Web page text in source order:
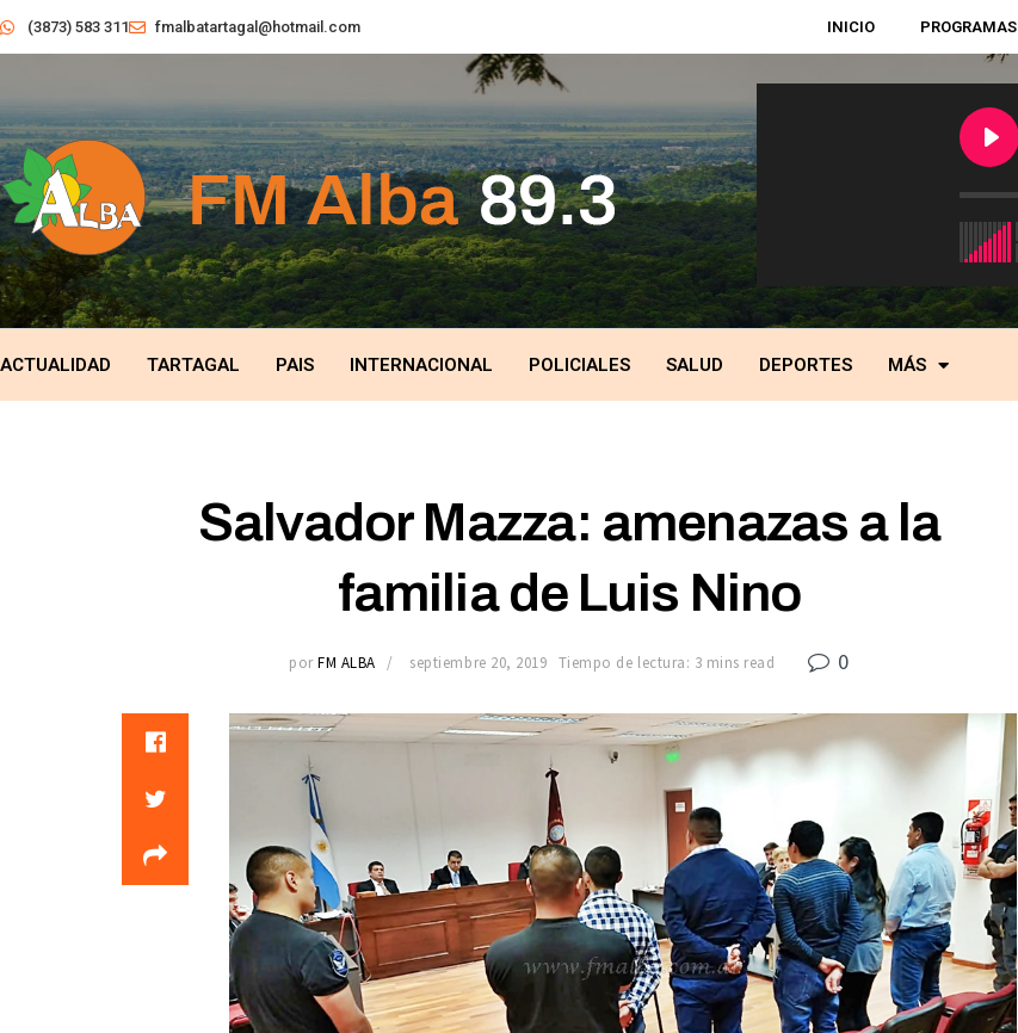
(3873) 583 311 fmalbatartagal@hotmail.com INICIO PROGRAMAS
ACTUALIDAD TARTAGAL PAIS INTERNACIONAL POLICIALES SALUD DEPORTES MÁS
Salvador Mazza: amenazas a la
familia de Luis Nino
por FM ALBA septiembre 20, 2019 Tiempo de lectura: 3 mins read 0